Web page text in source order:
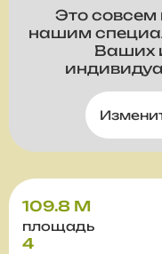
Это совсем
нашим
Ваших
109.8 М
площадь
4